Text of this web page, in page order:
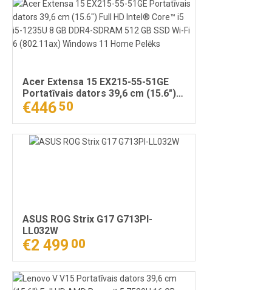
Acer Extensa 15 EX215-55-51GE
Portatīvais dators 39,6 cm (15.6")
Full HD Intel® Core™ i5 i5-1235U 8
GB DDR4-SDRAM 512 GB SSD Wi-Fi
6 (802.11ax) Windows 11 Home
Pelēks
€44650
ASUS ROG Strix G17 G713PI-
LL032W
€2 499 00